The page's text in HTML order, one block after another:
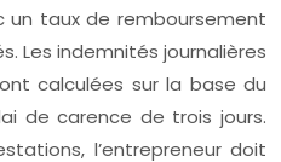
un taux de remboursement
Les indemnités journalières
calculées sur la base du
de carence de trois jours.
l’entrepreneur doit